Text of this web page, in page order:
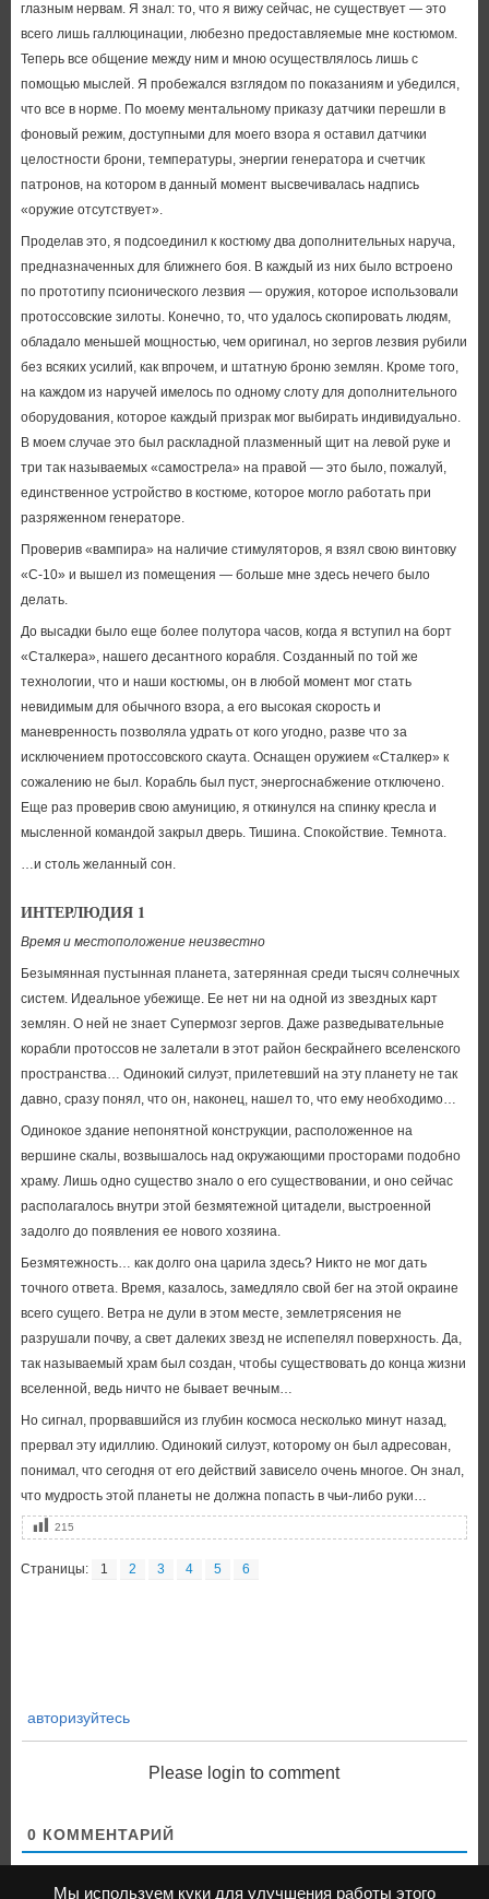
Мы используем куки для улучшения работы этого
глазным нервам. Я знал: то, что я вижу сейчас, не существует — это
всего лишь галлюцинации, любезно предоставляемые мне костюмом.
Теперь все общение между ним и мною осуществлялось лишь с
помощью мыслей. Я пробежался взглядом по показаниям и убедился,
что все в норме. По моему ментальному приказу датчики перешли в
фоновый режим, доступными для моего взора я оставил датчики
целостности брони, температуры, энергии генератора и счетчик
патронов, на котором в данный момент высвечивалась надпись
«оружие отсутствует».
Проделав это, я подсоединил к костюму два дополнительных наруча,
предназначенных для ближнего боя. В каждый из них было встроено
по прототипу псионического лезвия — оружия, которое использовали
протоссовские зилоты. Конечно, то, что удалось скопировать людям,
обладало меньшей мощностью, чем оригинал, но зергов лезвия рубили
без всяких усилий, как впрочем, и штатную броню землян. Кроме того,
на каждом из наручей имелось по одному слоту для дополнительного
оборудования, которое каждый призрак мог выбирать индивидуально.
В моем случае это был раскладной плазменный щит на левой руке и
три так называемых «самострела» на правой — это было, пожалуй,
единственное устройство в костюме, которое могло работать при
разряженном генераторе.
Проверив «вампира» на наличие стимуляторов, я взял свою винтовку
«С-10» и вышел из помещения — больше мне здесь нечего было
делать.
До высадки было еще более полутора часов, когда я вступил на борт
«Сталкера», нашего десантного корабля. Созданный по той же
технологии, что и наши костюмы, он в любой момент мог стать
невидимым для обычного взора, а его высокая скорость и
маневренность позволяла удрать от кого угодно, разве что за
исключением протоссовского скаута. Оснащен оружием «Сталкер» к
сожалению не был. Корабль был пуст, энергоснабжение отключено.
Еще раз проверив свою амуницию, я откинулся на спинку кресла и
мысленной командой закрыл дверь. Тишина. Спокойствие. Темнота.
…и столь желанный сон.
ИНТЕРЛЮДИЯ 1
Время и местоположение неизвестно
Безымянная пустынная планета, затерянная среди тысяч солнечных
систем. Идеальное убежище. Ее нет ни на одной из звездных карт
землян. О ней не знает Супермозг зергов. Даже разведывательные
корабли протоссов не залетали в этот район бескрайнего вселенского
пространства… Одинокий силуэт, прилетевший на эту планету не так
давно, сразу понял, что он, наконец, нашел то, что ему необходимо…
Одинокое здание непонятной конструкции, расположенное на
вершине скалы, возвышалось над окружающими просторами подобно
храму. Лишь одно существо знало о его существовании, и оно сейчас
располагалось внутри этой безмятежной цитадели, выстроенной
задолго до появления ее нового хозяина.
Безмятежность… как долго она царила здесь? Никто не мог дать
точного ответа. Время, казалось, замедляло свой бег на этой окраине
всего сущего. Ветра не дули в этом месте, землетрясения не
разрушали почву, а свет далеких звезд не испепелял поверхность. Да,
так называемый храм был создан, чтобы существовать до конца жизни
вселенной, ведь ничто не бывает вечным…
Но сигнал, прорвавшийся из глубин космоса несколько минут назад,
прервал эту идиллию. Одинокий силуэт, которому он был адресован,
понимал, что сегодня от его действий зависело очень многое. Он знал,
что мудрость этой планеты не должна попасть в чьи-либо руки…
215
Страницы: 1 2 3 4 5 6
авторизуйтесь
Please login to comment
0 КОММЕНТАРИЙ